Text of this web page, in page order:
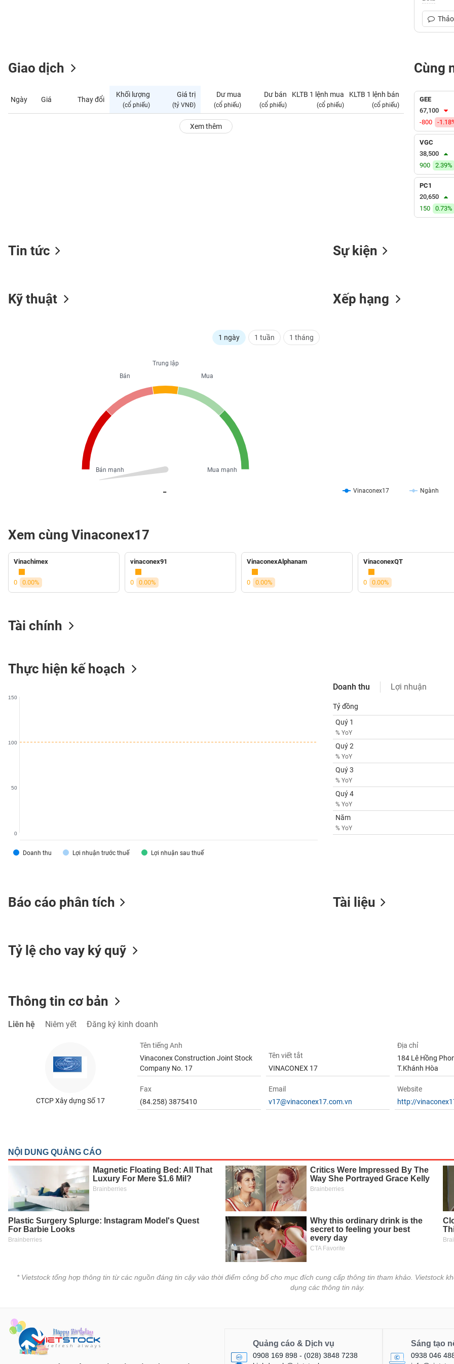
Giao dịch
Ngày Giá Thay đổi
Khối lượng
(cổ phiếu)
Giá trị
(tỷ VNĐ)
Dư mua
(cổ phiếu)
Dư bán
(cổ phiếu)
KLTB 1 lệnh mua
(cổ phiếu)
KLTB 1 lệnh bán
(cổ phiếu)
Xem thêm
Cùng
GEE
67,100
-800
-
VGC
38,500
900
2.39%
PC1
20,650
150
0.73%
Tin tức Sự kiện
Kỹ thuật
1 ngày 1 tuần 1 tháng
Trung lập
Mua
Mua mạnh
Bán
Bán mạnh
Xếp hạng
Vinaconex17 Ngành
Xem cùng Vinaconex17
Vinachimex
0 0.00%
vinaconex91
0 0.00%
VinaconexAlphanam
0 0.00%
VinaconexQT
0 0.00%
Tài chính
Thực hiện kế hoạch
Doanh thu Lợi nhuận trước thuế Lợi nhuận sau thuế
0
50
100
150
Doanh thu Lợi nhuận
Tỷ đồng
Quý 1
% YoY
Quý 2
% YoY
Quý 3
% YoY
Quý 4
% YoY
Năm
% YoY
Báo cáo phân tích Tài liệu
Tỷ lệ cho vay ký quỹ
Thông tin cơ bản
Liên hệ Niêm yết Đăng ký kinh doanh
CTCP Xây dựng Số 17
Tên tiếng Anh
Vinaconex Construction Joint Stock
Company No. 17
Tên viết tắt
VINACONEX 17
Địa chỉ
184 Lê Hồng
T.Khánh Hòa
Fax
(84.258) 3875410
Email
v17@vinaconex17.com.vn
Website
http://
* Vietstock tổng hợp thông tin từ các nguồn đáng tin cậy vào thời điểm công bố cho mục đích cung cấp thông tin tham khảo. Vietstock
dụng các thông tin này.
Quảng cáo & Dịch vụ
0908 169 898 - (028) 3848 7238
Sáng tạo
0938 046
CÁ
NHÂN
TƯ
XUẤT
DỮ
LIỆU
TIN
Ngành
(-)
SECTOR
VẬT
NGHIỆP
TIÊU
YẾU
SỨC
KHỎE
TÀI
CHÍNH
CÔNG